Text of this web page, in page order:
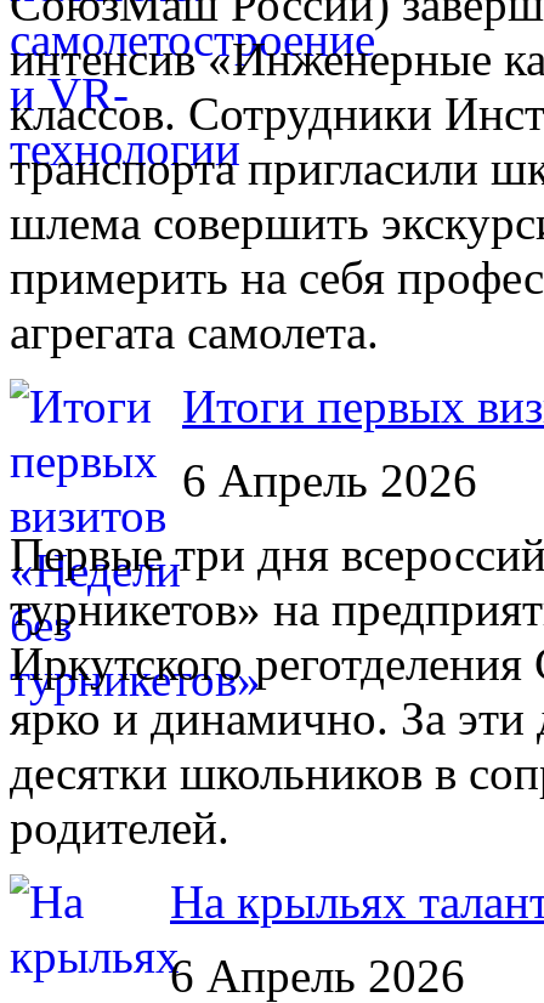
интенсив «Инженерные
классов. Сотрудники
транспорта пригласили
шлема совершить
примерить на себя
агрегата самолета.
Итоги первых
6 Апрель 2026
Первые три дня
турникетов» на
Иркутского
ярко и динамично. За
десятки школьников в
родителей.
На крыльях
6 Апрель 2026